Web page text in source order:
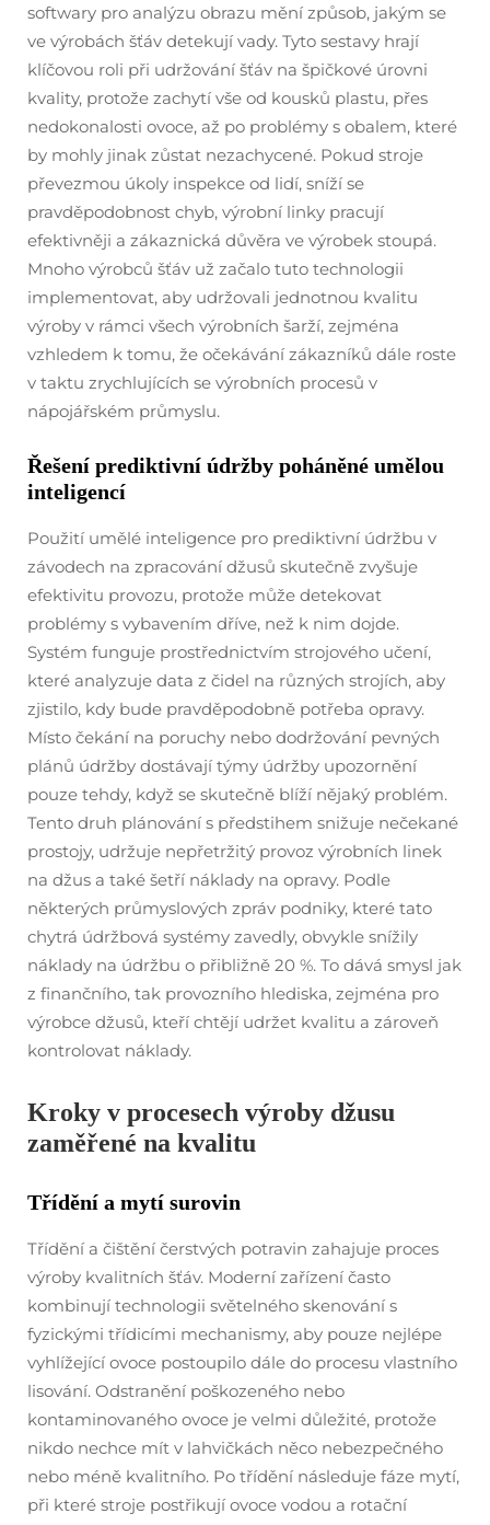
softwary pro analýzu obrazu mění způsob, jakým se
ve výrobách šťáv detekují vady. Tyto sestavy hrají
klíčovou roli při udržování šťáv na špičkové úrovni
kvality, protože zachytí vše od kousků plastu, přes
nedokonalosti ovoce, až po problémy s obalem, které
by mohly jinak zůstat nezachycené. Pokud stroje
převezmou úkoly inspekce od lidí, sníží se
pravděpodobnost chyb, výrobní linky pracují
efektivněji a zákaznická důvěra ve výrobek stoupá.
Mnoho výrobců šťáv už začalo tuto technologii
implementovat, aby udržovali jednotnou kvalitu
výroby v rámci všech výrobních šarží, zejména
vzhledem k tomu, že očekávání zákazníků dále roste
v taktu zrychlujících se výrobních procesů v
nápojářském průmyslu.
Řešení prediktivní údržby poháněné umělou
inteligencí
Použití umělé inteligence pro prediktivní údržbu v
závodech na zpracování džusů skutečně zvyšuje
efektivitu provozu, protože může detekovat
problémy s vybavením dříve, než k nim dojde.
Systém funguje prostřednictvím strojového učení,
které analyzuje data z čidel na různých strojích, aby
zjistilo, kdy bude pravděpodobně potřeba opravy.
Místo čekání na poruchy nebo dodržování pevných
plánů údržby dostávají týmy údržby upozornění
pouze tehdy, když se skutečně blíží nějaký problém.
Tento druh plánování s předstihem snižuje nečekané
prostojy, udržuje nepřetržitý provoz výrobních linek
na džus a také šetří náklady na opravy. Podle
některých průmyslových zpráv podniky, které tato
chytrá údržbová systémy zavedly, obvykle snížily
náklady na údržbu o přibližně 20 %. To dává smysl jak
z finančního, tak provozního hlediska, zejména pro
výrobce džusů, kteří chtějí udržet kvalitu a zároveň
kontrolovat náklady.
Kroky v procesech výroby džusu
zaměřené na kvalitu
Třídění a mytí surovin
Třídění a čištění čerstvých potravin zahajuje proces
výroby kvalitních šťáv. Moderní zařízení často
kombinují technologii světelného skenování s
fyzickými třídicími mechanismy, aby pouze nejlépe
vyhlížející ovoce postoupilo dále do procesu vlastního
lisování. Odstranění poškozeného nebo
kontaminovaného ovoce je velmi důležité, protože
nikdo nechce mít v lahvičkách něco nebezpečného
nebo méně kvalitního. Po třídění následuje fáze mytí,
při které stroje postřikují ovoce vodou a rotační